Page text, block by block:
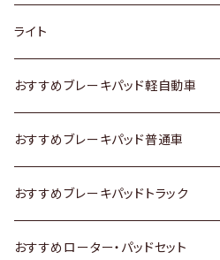
ホンダ
スズキ
日産
いすゞ
ダイハツ
トヨタ
ホンダ
スズキ
日産
いすゞ
ライト
トヨタ
スズキ
日産
いすゞ
おすすめブレーキパッド軽自動車
トヨタ
ホンダ
スズキ
おすすめブレーキパッド普通車
トヨタ
ホンダ
おすすめブレーキパッドトラック
トヨタ
おすすめローター・パッドセット